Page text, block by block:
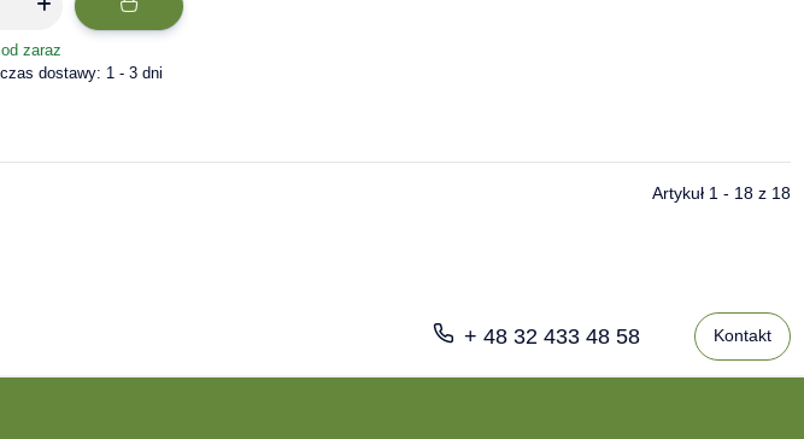
zaraz
dostawy: 1 - 3 dni
Artykuł 1 - 18 z 18
+ 48 32 433 48 58 Kontakt